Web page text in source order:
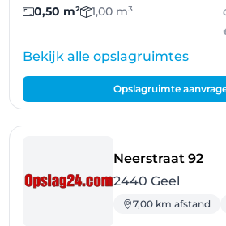
0,50 m² 1,00 m³
Bekijk alle opslagruimtes
Opslagruimte
Neerstraat 92-
2440 Geel
7,00 km afstand